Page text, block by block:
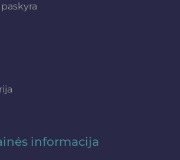
informacija